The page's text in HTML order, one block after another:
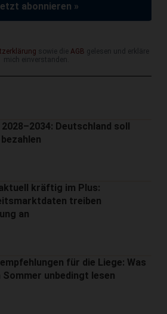
abonnieren »
sowie die AGB gelesen und erkläre
mich einverstanden.
Deutschland soll
kräftig im Plus:
treiben
an
für die Liege: Was
Sommer unbedingt lesen